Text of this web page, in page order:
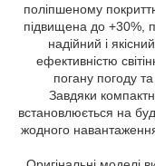
поліпшеному
підвищена до +30%,
надійний і
ефективністю
погану погоду
Завдяки
встановлюється на
жодного